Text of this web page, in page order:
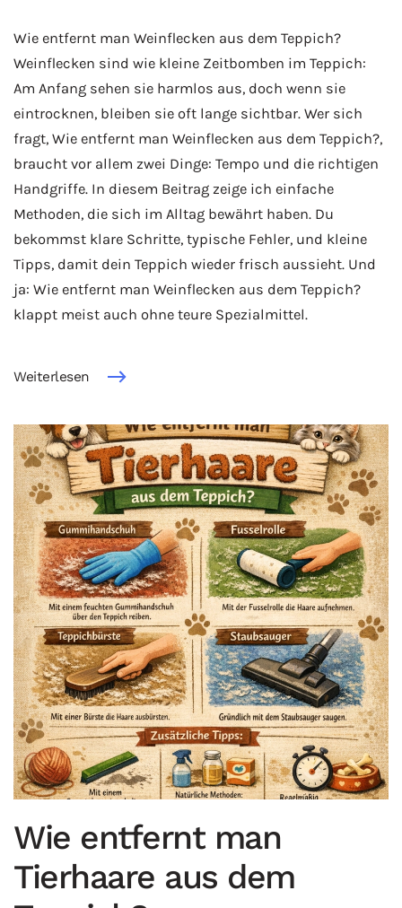
Wie entfernt man Weinflecken aus dem Teppich?
Weinflecken sind wie kleine Zeitbomben im Teppich:
Am Anfang sehen sie harmlos aus, doch wenn sie
eintrocknen, bleiben sie oft lange sichtbar. Wer sich
fragt, Wie entfernt man Weinflecken aus dem Teppich?,
braucht vor allem zwei Dinge: Tempo und die richtigen
Handgriffe. In diesem Beitrag zeige ich einfache
Methoden, die sich im Alltag bewährt haben. Du
bekommst klare Schritte, typische Fehler, und kleine
Tipps, damit dein Teppich wieder frisch aussieht. Und
ja: Wie entfernt man Weinflecken aus dem Teppich?
klappt meist auch ohne teure Spezialmittel.
Weiterlesen
Wie entfernt man
Tierhaare aus dem